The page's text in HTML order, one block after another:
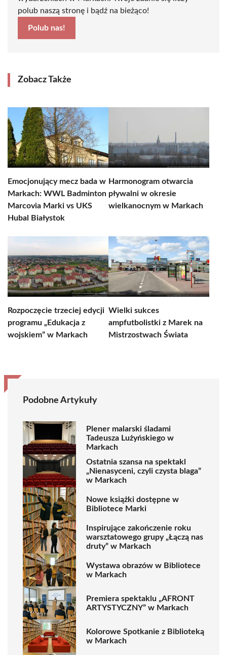
polub naszą stronę i bądź na bieżąco!
Polub nas!
Zobacz Także
Emocjonujący mecz bada w
Markach: WWL Badminton
Marcovia Marki vs UKS
Hubal Białystok
Harmonogram otwarcia
pływalni w okresie
wielkanocnym w Markach
Rozpoczęcie trzeciej edycji
programu „Edukacja z
wojskiem” w Markach
Wielki sukces
ampfutbolistki z Marek na
Mistrzostwach Świata
Podobne Artykuły
Plener malarski śladami
Tadeusza Lużyńskiego w
Markach
Ostatnia szansa na spektakl
„Nienasyceni, czyli czysta blaga”
w Markach
Nowe książki dostępne w
Bibliotece Marki
Inspirujące zakończenie roku
warsztatowego grupy „Łączą nas
druty” w Markach
Wystawa obrazów w Bibliotece
w Markach
Premiera spektaklu „AFRONT
ARTYSTYCZNY” w Markach
Kolorowe Spotkanie z Biblioteką
w Markach